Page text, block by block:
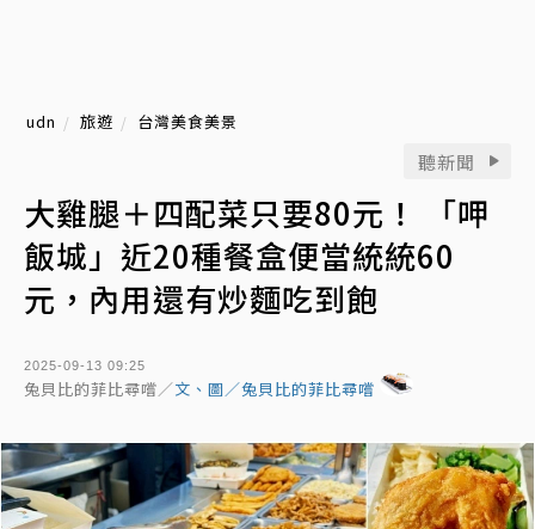
udn 旅遊 台灣美食美景
聽新聞
大雞腿＋四配菜只要80元！ 「呷
飯城」近20種餐盒便當統統60
元，內用還有炒麵吃到飽
2025-09-13 09:25
兔貝比的菲比尋嚐／文、圖／兔貝比的菲比尋嚐